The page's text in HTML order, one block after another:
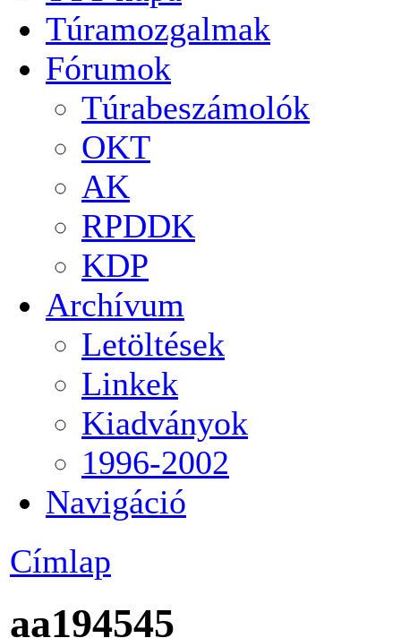
Túramozgalmak
Fórumok
Túrabeszámolók
OKT
AK
RPDDK
KDP
Archívum
Letöltések
Linkek
Kiadványok
1996-2002
Navigáció
Címlap
aa194545